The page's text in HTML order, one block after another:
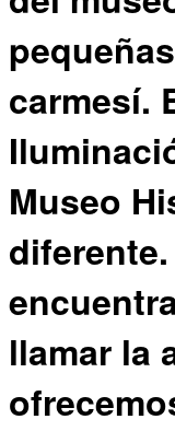
carmesí.
Museo
llamar la